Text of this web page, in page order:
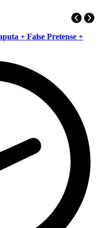
+ False Pretense +